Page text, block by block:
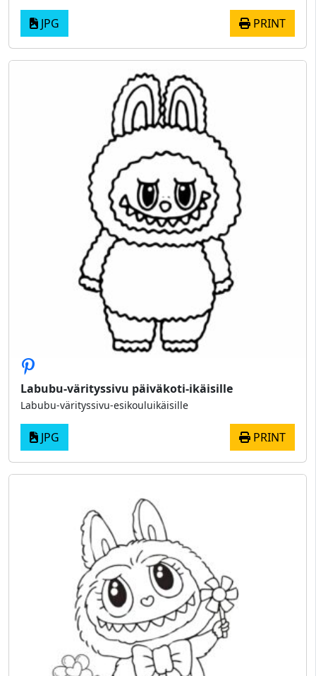
JPG PRINT
Labubu-värityssivu päiväkoti-ikäisille
Labubu-värityssivu-esikouluikäisille
JPG PRINT